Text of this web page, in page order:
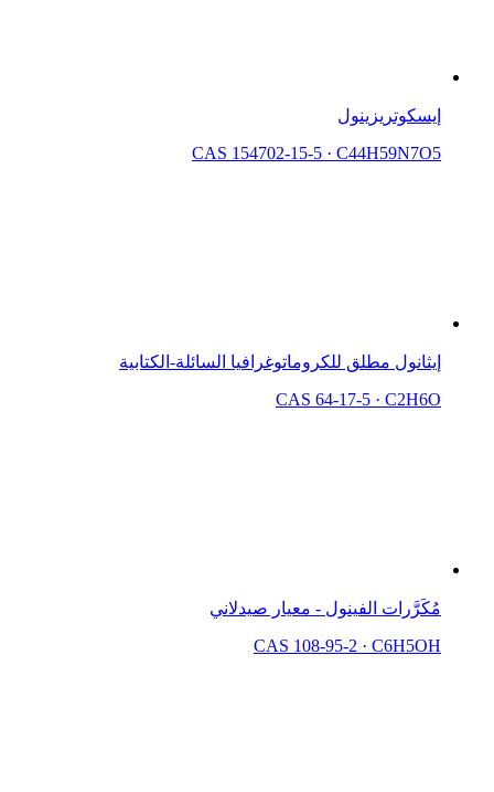
إيسكوتريزينول
CAS 154702-15-5 · C44H59N7O5
إيثانول مطلق للكروماتوغرافيا السائلة-الكتابية
CAS 64-17-5 · C2H6O
مُكَرَّرات الفينول - معيار صيدلاني
CAS 108-95-2 · C6H5OH